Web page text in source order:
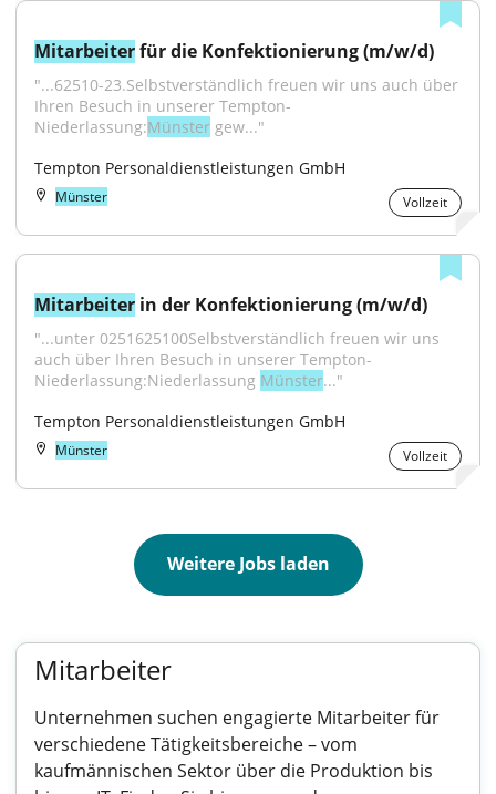
Mitarbeiter für die Konfektionierung (m/w/d)
"...62510-23.Selbstverständlich freuen wir uns auch über
Ihren Besuch in unserer Tempton-
Niederlassung:Münster gew..."
Tempton Personaldienstleistungen GmbH
Münster Vollzeit
Mitarbeiter in der Konfektionierung (m/w/d)
"...unter 0251625100Selbstverständlich freuen wir uns
auch über Ihren Besuch in unserer Tempton-
Niederlassung:Niederlassung Münster..."
Tempton Personaldienstleistungen GmbH
Münster Vollzeit
Weitere Jobs laden
Mitarbeiter
Unternehmen suchen engagierte Mitarbeiter für
verschiedene Tätigkeitsbereiche – vom
kaufmännischen Sektor über die Produktion bis